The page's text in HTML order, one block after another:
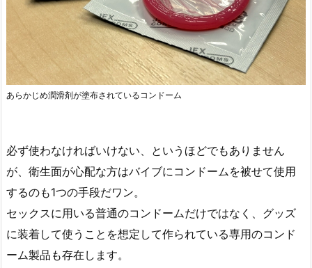
あらかじめ潤滑剤が塗布されているコンドーム
必ず使わなければいけない、というほどでもありません
が、衛生面が心配な方はバイブにコンドームを被せて使用
するのも1つの手段だワン。
セックスに用いる普通のコンドームだけではなく、グッズ
に装着して使うことを想定して作られている専用のコンド
ーム製品も存在します。